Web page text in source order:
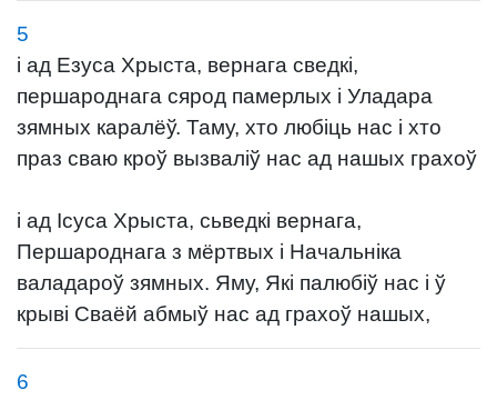
5
і ад Езуса Хрыста, вернага сведкі,
першароднага сярод памерлых і Уладара
зямных каралёў. Таму, хто любіць нас і хто
праз сваю кроў вызваліў нас ад нашых грахоў
і ад Ісуса Хрыста, сьведкі вернага,
Першароднага з мёртвых і Начальніка
валадароў зямных. Яму, Які палюбіў нас і ў
крыві Сваёй абмыў нас ад грахоў нашых,
6